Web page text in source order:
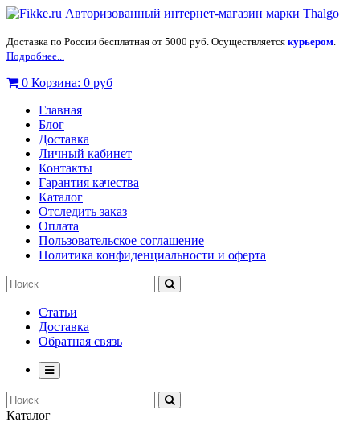
Доставка по России бесплатная от 5000 руб. Осуществляется курьером.
Подробнее...
0 Корзина: 0 руб
Главная
Блог
Доставка
Личный кабинет
Контакты
Гарантия качества
Каталог
Отследить заказ
Оплата
Пользовательское соглашение
Политика конфиденциальности и оферта
Статьи
Доставка
Обратная связь
Каталог